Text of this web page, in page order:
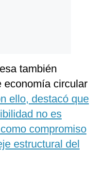
también
economía circular
ello, destacó que
no es
compromiso
estructural del